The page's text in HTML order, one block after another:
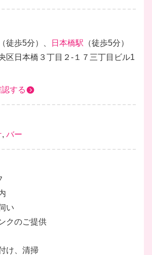
（徒歩5分）、 日本橋駅 （徒歩5分）
区日本橋３丁目２‐１７三丁目ビル1
する
, バー
い
クのご提供
け、清掃